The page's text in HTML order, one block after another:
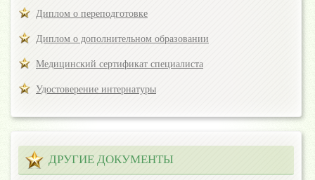
Диплом о переподготовке
Диплом о дополнительном образовании
Медицинский сертификат специалиста
Удостоверение интернатуры
ДРУГИЕ ДОКУМЕНТЫ